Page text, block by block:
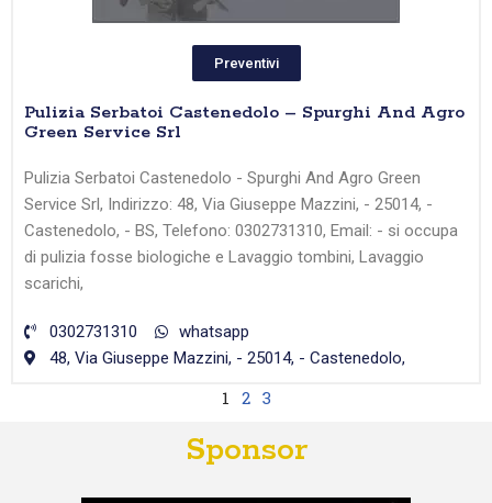
Preventivi
Pulizia Serbatoi Castenedolo – Spurghi And Agro
Green Service Srl
Pulizia Serbatoi Castenedolo - Spurghi And Agro Green
Service Srl, Indirizzo: 48, Via Giuseppe Mazzini, - 25014, -
Castenedolo, - BS, Telefono: 0302731310, Email: - si occupa
di pulizia fosse biologiche e Lavaggio tombini, Lavaggio
scarichi,
0302731310
whatsapp
48, Via Giuseppe Mazzini, - 25014, - Castenedolo,
1 2 3
Sponsor